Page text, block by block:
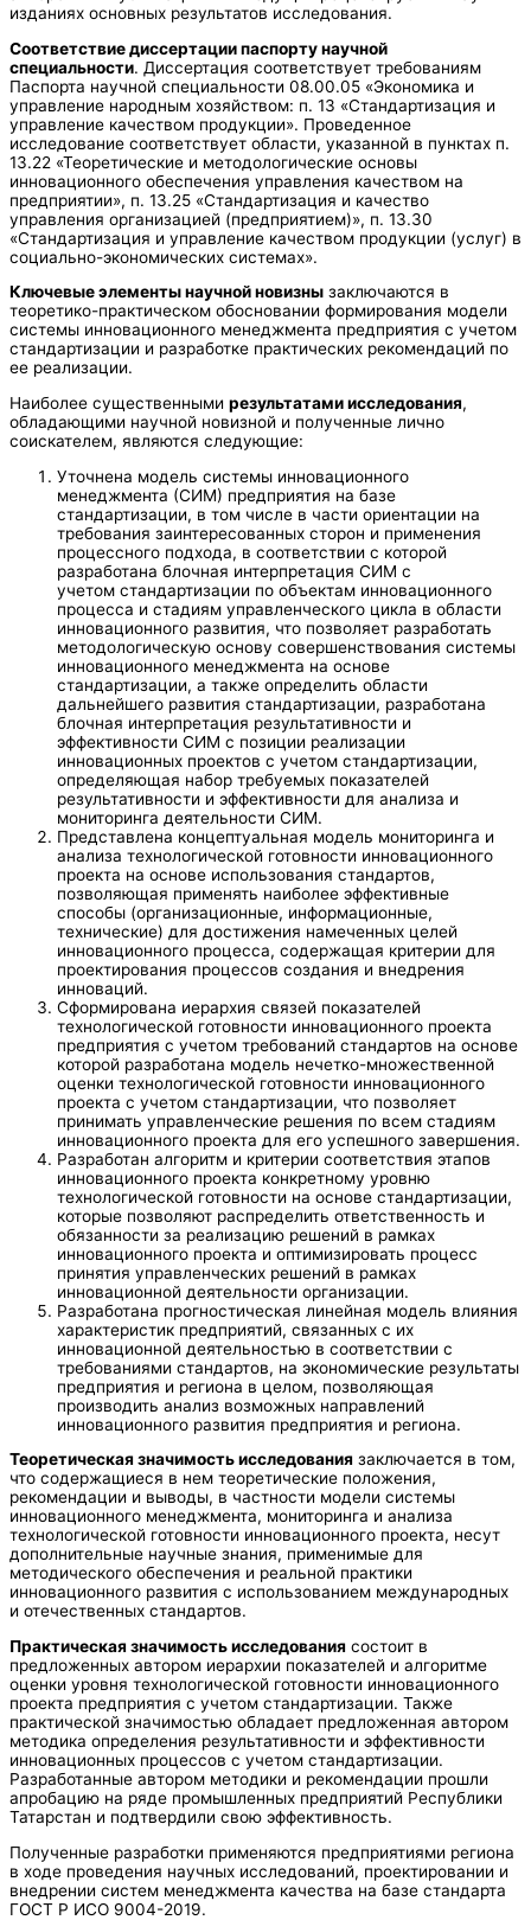
изданиях основных результатов исследования.
Соответствие диссертации паспорту научной
специальности. Диссертация соответствует требованиям
Паспорта научной специальности 08.00.05 «Экономика и
управление народным хозяйством: п. 13 «Стандартизация и
управление качеством продукции». Проведенное
исследование соответствует области, указанной в пунктах п.
13.22 «Теоретические и методологические основы
инновационного обеспечения управления качеством на
предприятии», п. 13.25 «Стандартизация и качество
управления организацией (предприятием)», п. 13.30
«Стандартизация и управление качеством продукции (услуг) в
социально-экономических системах».
Ключевые элементы научной новизны заключаются в
теоретико-практическом обосновании формирования модели
системы инновационного менеджмента предприятия с учетом
стандартизации и разработке практических рекомендаций по
ее реализации.
Наиболее существенными результатами исследования,
обладающими научной новизной и полученные лично
соискателем, являются следующие:
Уточнена модель системы инновационного
менеджмента (СИМ) предприятия на базе
стандартизации, в том числе в части ориентации на
требования заинтересованных сторон и применения
процессного подхода, в соответствии с которой
разработана блочная интерпретация СИМ с
учетом стандартизации по объектам инновационного
процесса и стадиям управленческого цикла в области
инновационного развития, что позволяет разработать
методологическую основу совершенствования системы
инновационного менеджмента на основе
стандартизации, а также определить области
дальнейшего развития стандартизации, разработана
блочная интерпретация результативности и
эффективности СИМ с позиции реализации
инновационных проектов с учетом стандартизации,
определяющая набор требуемых показателей
результативности и эффективности для анализа и
мониторинга деятельности СИМ.
Представлена концептуальная модель мониторинга и
анализа технологической готовности инновационного
проекта на основе использования стандартов,
позволяющая применять наиболее эффективные
способы (организационные, информационные,
технические) для достижения намеченных целей
инновационного процесса, содержащая критерии для
проектирования процессов создания и внедрения
инноваций.
Сформирована иерархия связей показателей
технологической готовности инновационного проекта
предприятия с учетом требований стандартов на основе
которой разработана модель нечетко-множественной
оценки технологической готовности инновационного
проекта с учетом стандартизации, что позволяет
принимать управленческие решения по всем стадиям
инновационного проекта для его успешного завершения.
Разработан алгоритм и критерии соответствия этапов
инновационного проекта конкретному уровню
технологической готовности на основе стандартизации,
которые позволяют распределить ответственность и
обязанности за реализацию решений в рамках
инновационного проекта и оптимизировать процесс
принятия управленческих решений в рамках
инновационной деятельности организации.
Разработана прогностическая линейная модель влияния
характеристик предприятий, связанных с их
инновационной деятельностью в соответствии с
требованиями стандартов, на экономические результаты
предприятия и региона в целом, позволяющая
производить анализ возможных направлений
инновационного развития предприятия и региона.
Теоретическая значимость исследования заключается в том,
что содержащиеся в нем теоретические положения,
рекомендации и выводы, в частности модели системы
инновационного менеджмента, мониторинга и анализа
технологической готовности инновационного проекта, несут
дополнительные научные знания, применимые для
методического обеспечения и реальной практики
инновационного развития с использованием международных
и отечественных стандартов.
Практическая значимость исследования состоит в
предложенных автором иерархии показателей и алгоритме
оценки уровня технологической готовности инновационного
проекта предприятия с учетом стандартизации. Также
практической значимостью обладает предложенная автором
методика определения результативности и эффективности
инновационных процессов с учетом стандартизации.
Разработанные автором методики и рекомендации прошли
апробацию на ряде промышленных предприятий Республики
Татарстан и подтвердили свою эффективность.
Полученные разработки применяются предприятиями региона
в ходе проведения научных исследований, проектировании и
внедрении систем менеджмента качества на базе стандарта
ГОСТ Р ИСО 9004-2019.